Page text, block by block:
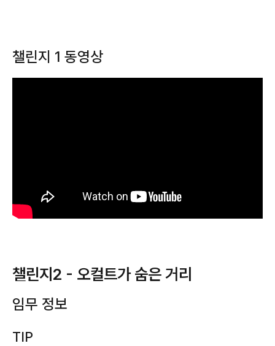
챌린지 1 동영상
챌린지2 - 오컬트가 숨은 거리
임무 정보
TIP